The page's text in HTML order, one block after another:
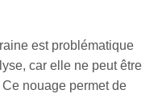
est problématique
car elle ne peut être
nouage permet de